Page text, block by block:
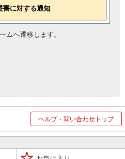
害に対する通知
ムへ遷移します。
ヘルプ・問い合わせトップ